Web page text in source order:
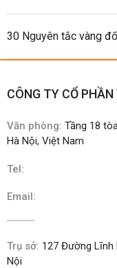
30 Nguyên tắc vàng
CÔNG TY CỔ
Văn phòng: Tầng 18
Hà Nội, Việt Nam
Tel:
Email:
Trụ sở: 127 Đường Lĩnh
Nội